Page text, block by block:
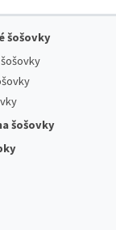
šošovky
šošovky